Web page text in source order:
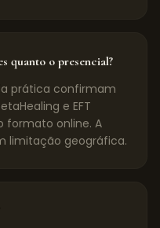
quanto o presencial?
prática confirmam
e EFT
online. A
limitação geográfica.